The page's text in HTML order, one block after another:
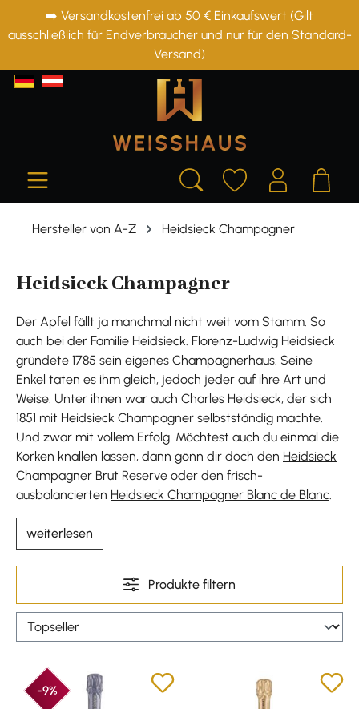
springen
➡️ Versandkostenfrei ab 50 € Einkaufswert (Gilt
ausschließlich für Endverbraucher und nur für den Standard-
Versand)
Hersteller von A-Z Heidsieck Champagner
Heidsieck Champagner
Der Apfel fällt ja manchmal nicht weit vom Stamm. So
auch bei der Familie Heidsieck. Florenz-Ludwig Heidsieck
gründete 1785 sein eigenes Champagnerhaus. Seine
Enkel taten es ihm gleich, jedoch jeder auf ihre Art und
Weise. Unter ihnen war auch Charles Heidsieck, der sich
1851 mit Heidsieck Champagner selbstständig machte.
Und zwar mit vollem Erfolg. Möchtest auch du einmal die
Korken knallen lassen, dann gönn dir doch den Heidsieck
Champagner Brut Reserve oder den frisch-
ausbalancierten Heidsieck Champagner Blanc de Blanc.
weiterlesen
Produkte filtern
-9%